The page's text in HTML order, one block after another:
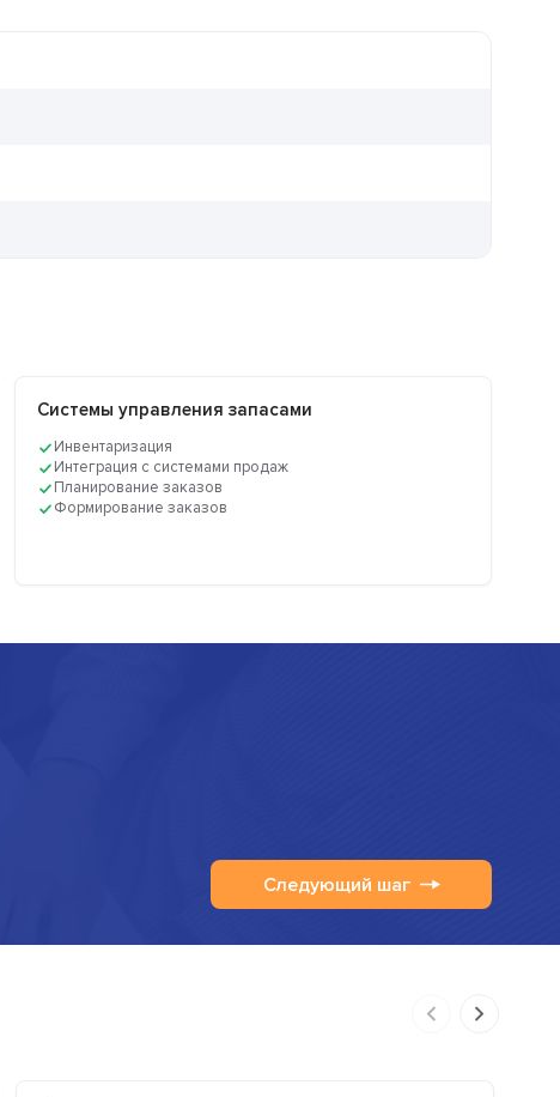
Системы управления запасами
Инвентаризация
Интеграция с системами продаж
Планирование заказов
Формирование заказов
Следующий шаг